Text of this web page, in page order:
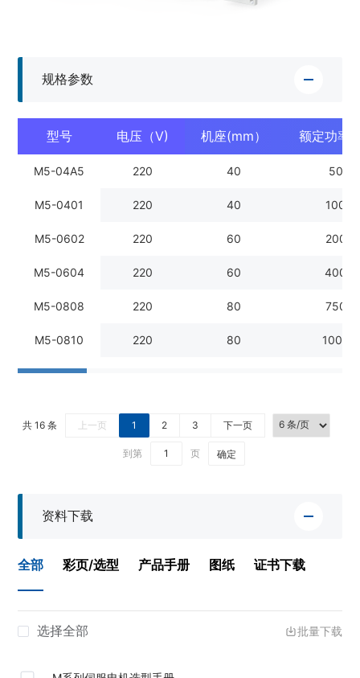
规格参数
型号 电压（V) 机座(mm） 额定功率
M5-04A5 220 40 50
M5-0401 220 40 100
M5-0602 220 60 200
M5-0604 220 60 400
M5-0808 220 80 750
M5-0810 220 80 1000
共 16 条 上一页 1 2 3 下一页
到第 页 确定
资料下载
全部 彩页/选型 产品手册 图纸 证书下载
选择全部 批量下载